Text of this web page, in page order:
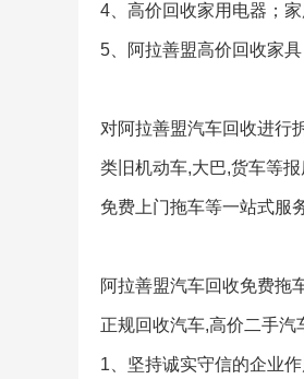
4、高价回收家用电器；
5、阿拉善盟高价回收家
对阿拉善盟汽车回收进行
类旧机动车,大巴,货车等
免费上门拖车等一站式服
阿拉善盟汽车回收免费拖
正规回收汽车,高价二手
1、坚持诚实守信的企业